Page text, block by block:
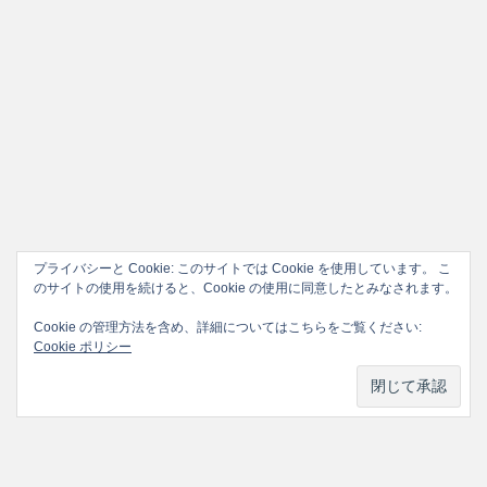
プライバシーと Cookie: このサイトでは Cookie を使用しています。 こ
のサイトの使用を続けると、Cookie の使用に同意したとみなされます。
Cookie の管理方法を含め、詳細についてはこちらをご覧ください:
Cookie ポリシー